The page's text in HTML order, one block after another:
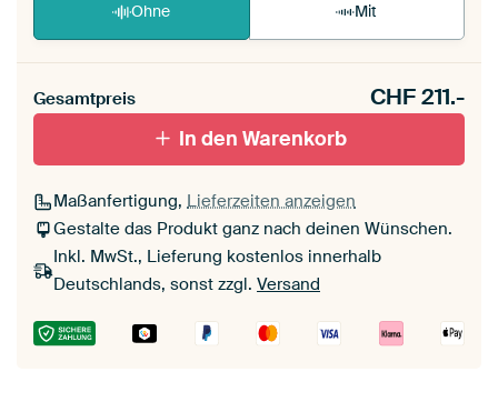
Ohne Mit
Gesamtpreis CHF211.-
In den Warenkorb
Maßanfertigung, Lieferzeiten anzeigen
Gestalte das Produkt ganz nach deinen Wünschen.
Inkl. MwSt., Lieferung kostenlos innerhalb
Deutschlands, sonst zzgl. Versand